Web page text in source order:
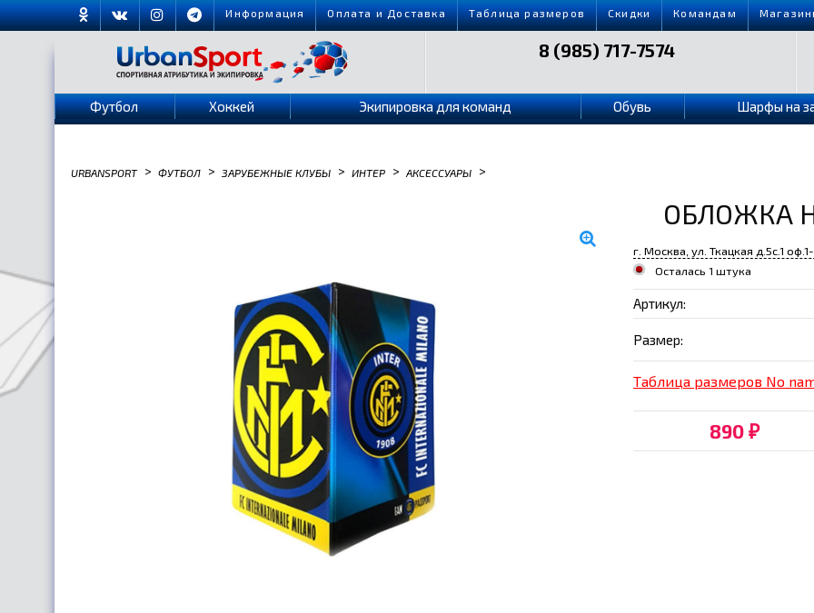
Информация Оплата и Доставка Таблица размеров Скидки Командам
8 (985) 717-7574
Футбол Хоккей Экипировка для команд Обувь Шарфы на
URBANSPORT > ФУТБОЛ > ЗАРУБЕЖНЫЕ КЛУБЫ > ИНТЕР > АКСЕССУАРЫ >
ОБЛОЖКА
г. Москва, ул. Ткацкая д.5с.1
Осталась 1 штука
Артикул:
Размер:
Таблица размеров No
890₽